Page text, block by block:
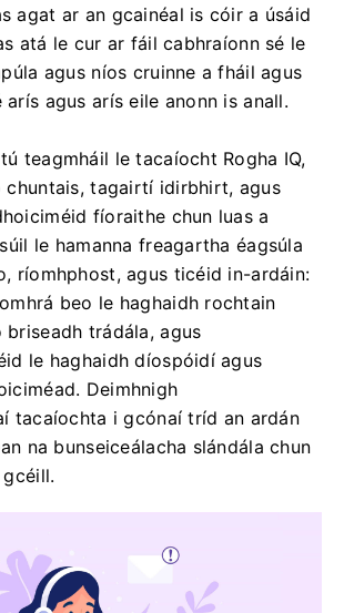
agat ar an gcainéal is cóir a úsáid
atá le cur ar fáil cabhraíonn sé le
agus níos cruinne a fháil agus
arís agus arís eile anonn is anall.
teagmháil le tacaíocht Rogha IQ,
chuntais, tagairtí idirbhirt, agus
fíoraithe chun luas a
le hamanna freagartha éagsúla
ríomhphost, agus ticéid in-ardáin:
beo le haghaidh rochtain
briseadh trádála, agus
le haghaidh díospóidí agus
Deimhnigh
tacaíochta i gcónaí tríd an ardán
na bunseiceálacha slándála chun